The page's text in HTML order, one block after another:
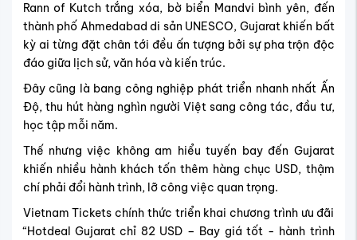
Rann of Kutch trắng xóa, bờ biển Mandvi bình yên, đến
thành phố Ahmedabad di sản UNESCO, Gujarat khiến bất
kỳ ai từng đặt chân tới đều ấn tượng bởi sự pha trộn độc
đáo giữa lịch sử, văn hóa và kiến trúc.
Đây cũng là bang công nghiệp phát triển nhanh nhất Ấn
Độ, thu hút hàng nghìn người Việt sang công tác, đầu tư,
học tập mỗi năm.
Thế nhưng việc không am hiểu tuyến bay đến Gujarat
khiến nhiều hành khách tốn thêm hàng chục USD, thậm
chí phải đổi hành trình, lỡ công việc quan trọng.
Vietnam Tickets chính thức triển khai chương trình ưu đãi
“Hotdeal Gujarat chỉ 82 USD – Bay giá tốt - hành trình